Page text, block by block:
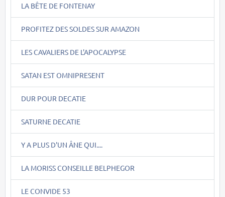
LA BÊTE DE FONTENAY
PROFITEZ DES SOLDES SUR AMAZON
LES CAVALIERS DE L'APOCALYPSE
SATAN EST OMNIPRESENT
DUR POUR DECATIE
SATURNE DECATIE
Y A PLUS D'UN ÂNE QUI....
LA MORISS CONSEILLE BELPHEGOR
LE CONVIDE 53